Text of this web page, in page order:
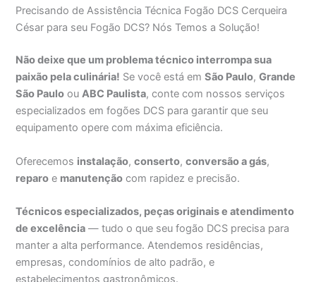
Precisando de Assistência Técnica Fogão DCS Cerqueira
César para seu Fogão DCS? Nós Temos a Solução!
Não deixe que um problema técnico interrompa sua
paixão pela culinária! Se você está emSão Paulo,Grande
São Paulo ouABC Paulista, conte com nossos serviços
especializados em fogões DCS para garantir que seu
equipamento opere com máxima eficiência.
Oferecemos instalação,conserto,conversão a gás,
reparo e manutenção com rapidez e precisão.
Técnicos especializados, peças originais e atendimento
de excelência — tudo o que seu fogão DCS precisa para
manter a alta performance. Atendemos residências,
empresas, condomínios de alto padrão, e
estabelecimentos gastronômicos.